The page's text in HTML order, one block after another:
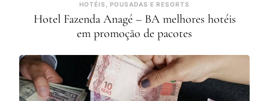
HOTÉIS, POUSADAS E RESORTS
Hotel Fazenda Anagé – BA melhores hotéis
em promoção de pacotes